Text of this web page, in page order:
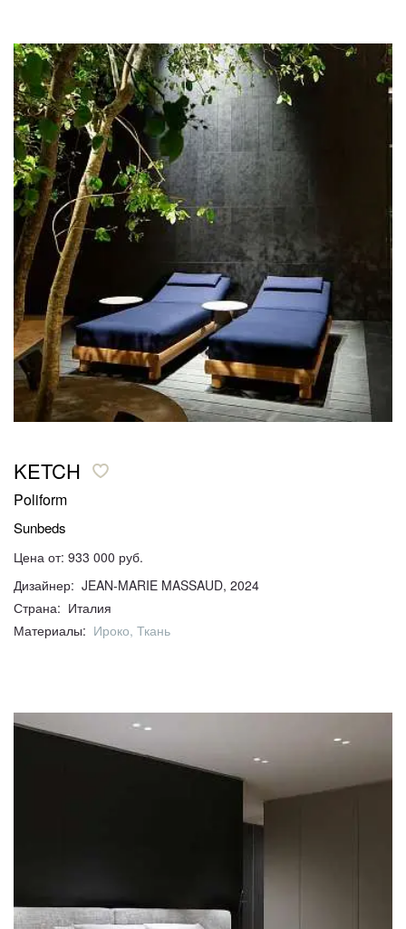
KETCH
Poliform
Sunbeds
Цена от: 933 000 руб.
Дизайнер: JEAN-MARIE MASSAUD, 2024
Страна: Италия
Материалы: Ироко, Ткань